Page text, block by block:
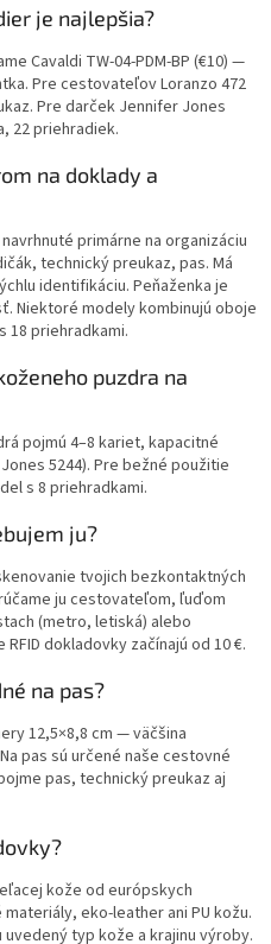
je najlepšia?
Cavaldi TW-04-PDM-BP (€10) —
Pre cestovateľov Loranzo 472
Pre darček Jennifer Jones
22 priehradiek.
na doklady a
primárne na organizáciu
technický preukaz, pas. Má
identifikáciu. Peňaženka je
Niektoré modely kombinujú oboje
18 priehradkami.
puzdra na
pojmú 4–8 kariet, kapacitné
5244). Pre bežné použitie
s 8 priehradkami.
ju?
tvojich bezkontaktných
ju cestovateľom, ľuďom
(metro, letiská) alebo
dokladovky začínajú od 10 €.
na pas?
12,5×8,8 cm — väčšina
pas sú určené naše cestovné
pas, technický preukaz aj
kože od európskych
eko-leather ani PU kožu.
typ kože a krajinu výroby.